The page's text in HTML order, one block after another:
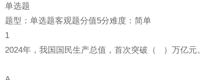
单选题
题型：单选题客观题分值5分难度：简单
1
2024年，我国国民生产总值，首次突破（ ）万亿元。